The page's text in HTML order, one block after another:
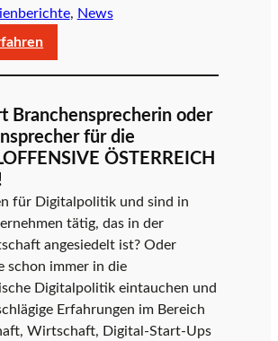
, News
:
Neue
Digitalisierungs-
Anstrengungen
verdoppeln
Leistungsfähigkeit
erhalten
Branchensprecherin oder
für die
ÖSTERREICH
für Digitalpolitik und sind in
tätig, das in der
angesiedelt ist? Oder
schon immer in die
Digitalpolitik eintauchen und
Erfahrungen im Bereich
Wirtschaft, Digital-Start-Ups